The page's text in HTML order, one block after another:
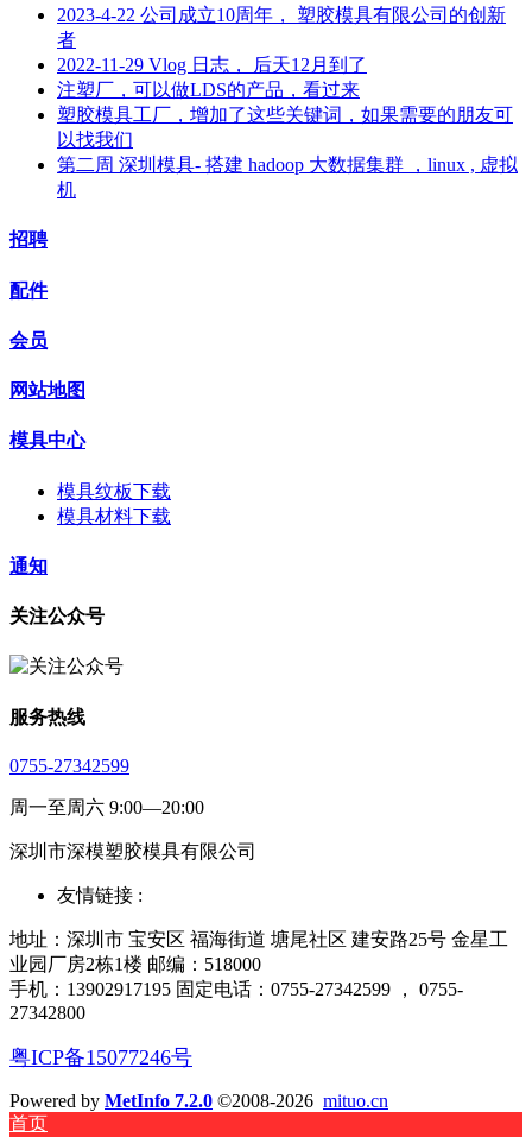
2023-4-22 公司成立10周年， 塑胶模具有限公司的创新
者
2022-11-29 Vlog 日志， 后天12月到了
注塑厂，可以做LDS的产品，看过来
塑胶模具工厂，增加了这些关键词，如果需要的朋友可
以找我们
第二周 深圳模具- 搭建 hadoop 大数据集群 ，linux , 虚拟
机
招聘
配件
会员
网站地图
模具中心
模具纹板下载
模具材料下载
通知
关注公众号
服务热线
0755-27342599
周一至周六 9:00—20:00
深圳市深模塑胶模具有限公司
友情链接 :
地址：深圳市 宝安区 福海街道 塘尾社区 建安路25号 金星工
业园厂房2栋1楼 邮编：518000
手机：13902917195 固定电话：0755-27342599 ， 0755-
27342800
粤ICP备15077246号
Powered by MetInfo 7.2.0 ©2008-2026 mituo.cn
首页